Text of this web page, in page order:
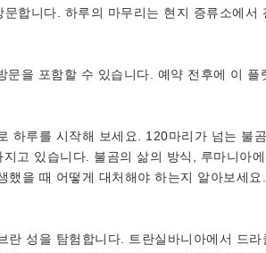
합니다. 하루의 마무리는 현지 증류소에서
을 포함할 수 있습니다. 예약 전후에 이 플
하루를 시작해 보세요. 120마리가 넘는 불
고 있습니다. 불곰의 삶의 방식, 루마니아
했을 때 어떻게 대처해야 하는지 알아보세
란 성을 탐험합니다. 트란실바니아에서 드